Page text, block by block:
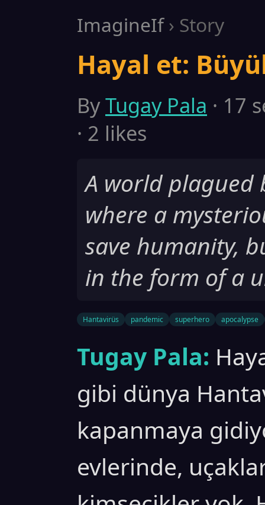
ImagineIf› Story
Hayal et:
ByTugay Pala · 17
· 2 likes
A world plagued
where a
save humanity,
in the form of a
Hantavirüs pandemic superhero apocalypse
Tugay Pala:
gibi dünya
kapanmaya
evlerinde,